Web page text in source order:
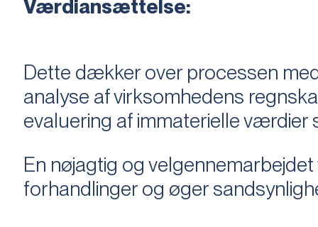
Værdiansættelse:
Dette dækker over processen
analyse af virksomhedens
evaluering af immaterielle
En nøjagtig og
forhandlinger og øger